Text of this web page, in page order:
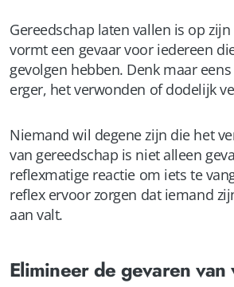
Gereedschap laten vallen is op
vormt een gevaar voor iedereen
gevolgen hebben. Denk maar
erger, het verwonden of dodelijk
Niemand wil degene zijn die het
van gereedschap is niet alleen
reflexmatige reactie om iets te
reflex ervoor zorgen dat iemand
aan valt.
Elimineer de gevaren